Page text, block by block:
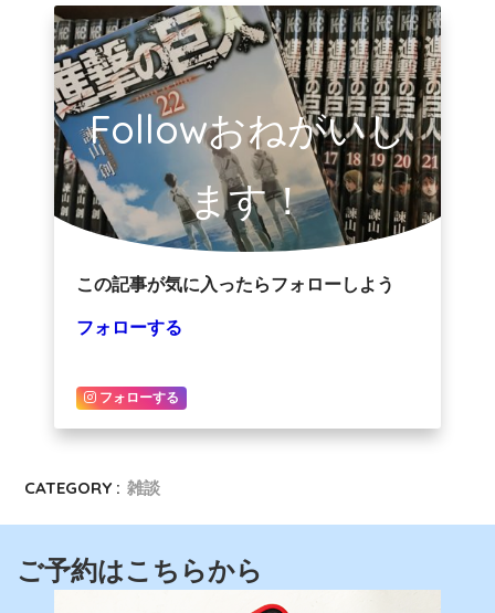
Followおねがいし
ます！
この記事が気に入ったらフォローしよう
フォローする
フォローする
CATEGORY : 雑談
ご予約はこちらから